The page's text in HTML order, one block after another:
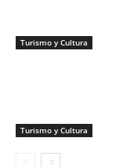
Turismo y Cultura
Turismo y Cultura